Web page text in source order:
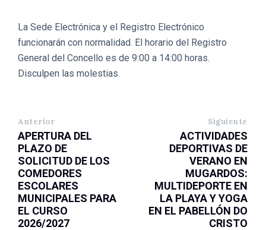
La Sede Electrónica y el Registro Electrónico
funcionarán con normalidad. El horario del Registro
General del Concello es de 9:00 a 14:00 horas.
Disculpen las molestias.
Anterior
APERTURA DEL
PLAZO DE
SOLICITUD DE LOS
COMEDORES
ESCOLARES
MUNICIPALES PARA
EL CURSO
2026/2027
Siguiente
ACTIVIDADES
DEPORTIVAS DE
VERANO EN
MUGARDOS:
MULTIDEPORTE EN
LA PLAYA Y YOGA
EN EL PABELLÓN DO
CRISTO